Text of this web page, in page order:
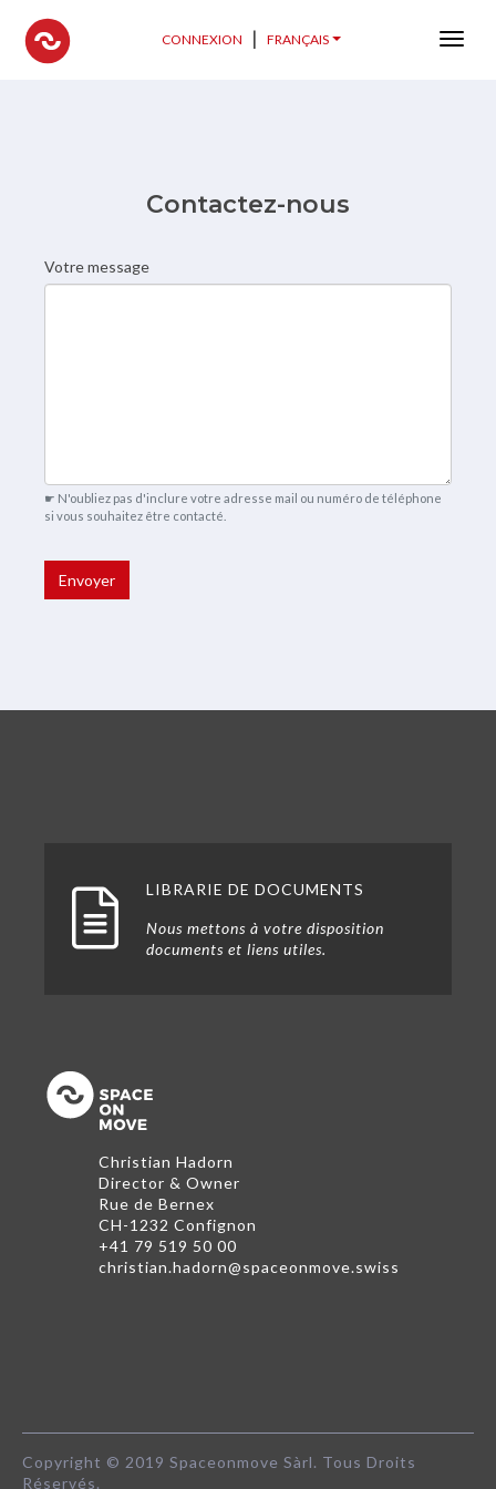
Spaceonmove
CONNEXION | FRANÇAIS Menu
Contactez-nous
Formulaire de contact
Votre message
☛ N'oubliez pas d'inclure votre adresse mail ou numéro de téléphone
si vous souhaitez être contacté.
Envoyer
Christian Hadorn
Director & Owner
Rue de Bernex
CH-1232 Confignon
+41 79 519 50 00
christian.hadorn@spaceonmove.swiss
LIBRARIE DE DOCUMENTS
Nous mettons à votre disposition
documents et liens utiles.
Copyright © 2019 Spaceonmove Sàrl. Tous Droits
Réservés.